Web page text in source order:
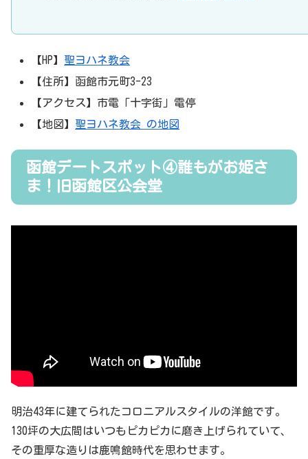
【HP】 聖ヨハネ教会
【住所】函館市元町3-23
【アクセス】市電「十字街」電停
【地図】 聖ヨハネ教会 の地図
函館デートスポット④誰もがお姫さ
ま！旧函館区公会堂
明治43年に建てられたコロニアルスタイルの洋館です。
130坪の大広間はいつもピカピカに磨き上げられていて、
その重厚な造りは鹿鳴館時代を思わせます。